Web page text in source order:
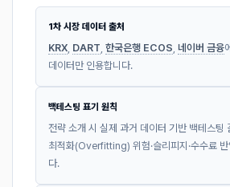
1차 시장 데이터 출처
KRX DART 한국은행 ECOS 네이버 금융
데이터만 인용합니다.
백테스팅 표기 원칙
전략 소개 시 실제 과거 데이터 기반 백테스팅
최적화(Overfitting) 위험·슬리피지·수수료 반
다.